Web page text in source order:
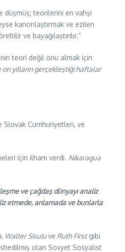
düşmüş; teorilerini en vahşi
kanonlaştırmak ve ezilen
ve bayağılaştırılır.”
teori değil onu almak için
on yılların gerçekleştiği haftalar
Slovak Cumhuriyetleri, ve
için ilham verdi. Nikaragua
ve çağdaş dünyayı analiz
etmede, anlamada ve bunlarla
Walter Sisuluve Ruth Firstgibi
olan Sovyet Sosyalist